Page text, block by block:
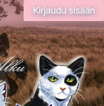
Kirjaudu sisään